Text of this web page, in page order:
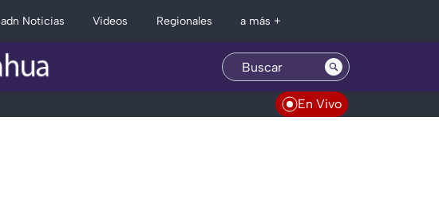
adn Noticias Videos Regionales a más +
En Vivo